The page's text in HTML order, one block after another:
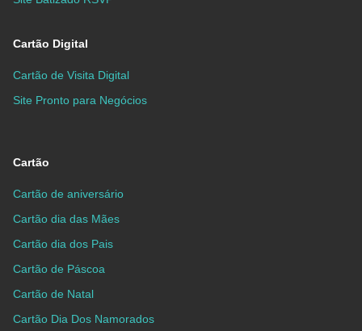
Cartão Digital
Cartão de Visita Digital
Site Pronto para Negócios
Cartão
Cartão de aniversário
Cartão dia das Mães
Cartão dia dos Pais
Cartão de Páscoa
Cartão de Natal
Cartão Dia Dos Namorados